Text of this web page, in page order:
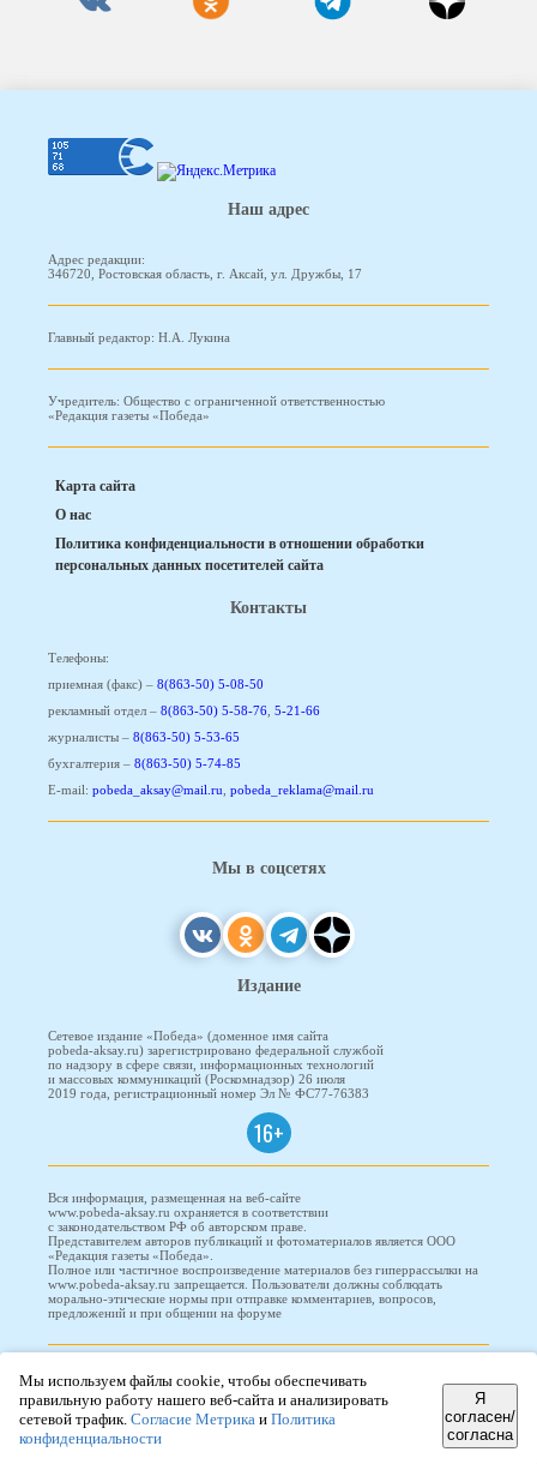
Наш адрес
Адрес редакции:
346720, Ростовская область, г. Аксай, ул. Дружбы, 17
Главный редактор: Н.А. Лукина
Учредитель: Общество с ограниченной ответственностью
«Редакция газеты «Победа»
Карта сайта
О нас
Политика конфиденциальности в отношении обработки
персональных данных посетителей сайта
Контакты
Телефоны:
приемная (факс) – 8(863-50) 5-08-50
рекламный отдел – 8(863-50) 5-58-76, 5-21-66
журналисты – 8(863-50) 5-53-65
бухгалтерия – 8(863-50) 5-74-85
E-mail: pobeda_aksay@mail.ru, pobeda_reklama@mail.ru
Мы в соцсетях
Издание
Сетевое издание «Победа» (доменное имя сайта
pobeda-aksay.ru) зарегистрировано федеральной службой
по надзору в сфере связи, информационных технологий
и массовых коммуникаций (Роскомнадзор) 26 июля
2019 года, регистрационный номер Эл № ФС77-76383
16+
Вся информация, размещенная на веб-сайте
www.pobeda-aksay.ru охраняется в соответствии
с законодательством РФ об авторском праве.
Представителем авторов публикаций и фотоматериалов является ООО
«Редакция газеты «Победа».
Полное или частичное воспроизведение материалов без гиперрассылки на
www.pobeda-aksay.ru запрещается. Пользователи должны соблюдать
морально-этические нормы при отправке комментариев, вопросов,
предложений и при общении на форуме
ПОБЕДА © 2010-2026
ООО "Проводник"
Мы используем файлы cookie, чтобы обеспечивать
правильную работу нашего веб-сайта и анализировать
сетевой трафик. Согласие Метрика и Политика
конфиденциальности
Я
согласен/
согласна